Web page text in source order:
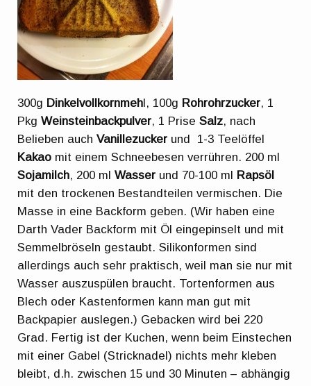
300g Dinkelvollkornmehl, 100g Rohrohrzucker, 1
PkgWeinsteinbackpulver, 1 PriseSalz, nach
Belieben auchVanillezucker und 1-3 Teelöffel
Kakao mit einem Schneebesen verrühren. 200 ml
Sojamilch, 200 mlWasser und 70-100 ml Rapsöl
mit den trockenen Bestandteilen vermischen. Die
Masse in eine Backform geben. (Wir haben eine
Darth Vader Backform mit Öl eingepinselt und mit
Semmelbröseln gestaubt. Silikonformen sind
allerdings auch sehr praktisch, weil man sie nur mit
Wasser auszuspülen braucht. Tortenformen aus
Blech oder Kastenformen kann man gut mit
Backpapier auslegen.) Gebacken wird bei 220
Grad. Fertig ist der Kuchen, wenn beim Einstechen
mit einer Gabel (Stricknadel) nichts mehr kleben
bleibt, d.h. zwischen 15 und 30 Minuten – abhängig